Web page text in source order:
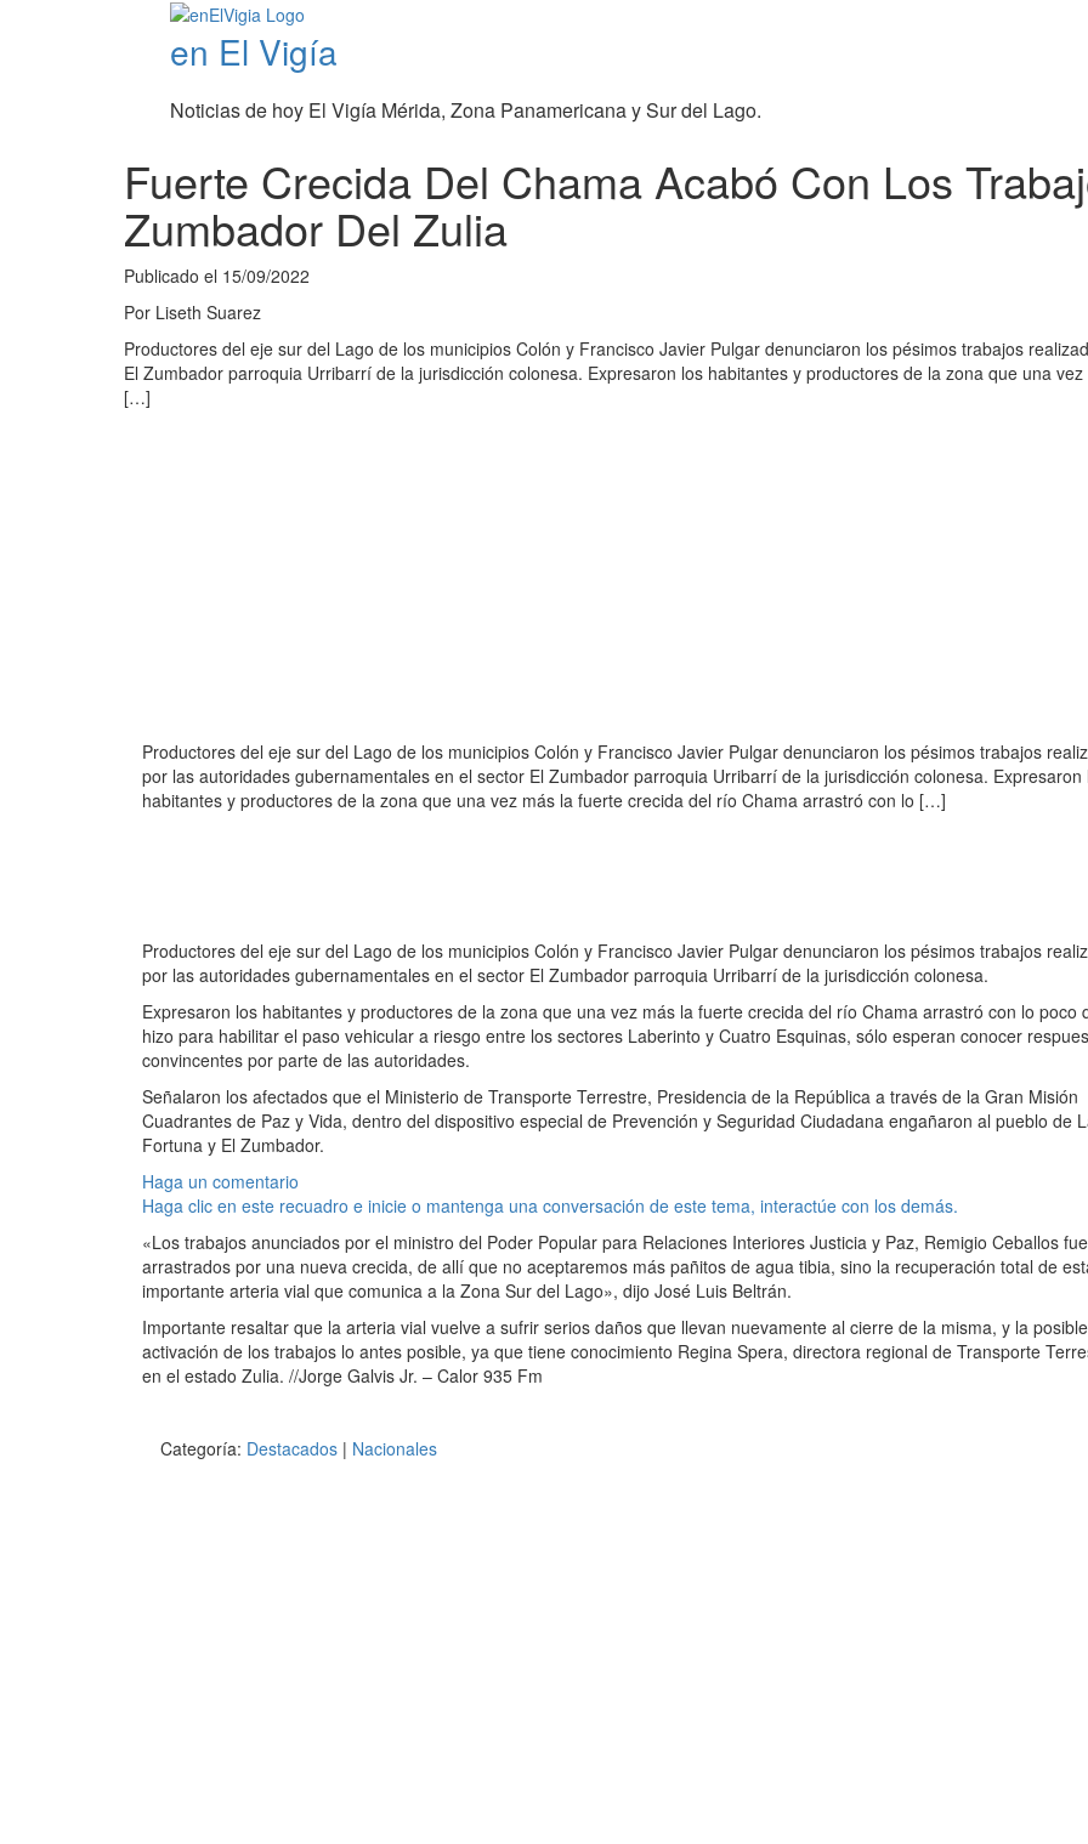
en El Vigía
Noticias de hoy El Vigía Mérida, Zona Panamericana y Sur del Lago.
Fuerte Crecida Del Chama Acabó Con Los
Zumbador Del Zulia
Publicado el 15/09/2022
Por Liseth Suarez
Productores del eje sur del Lago de los municipios Colón y Francisco Javier Pulgar denunciaron los pésimos trabajos
El Zumbador parroquia Urribarrí de la jurisdicción colonesa. Expresaron los habitantes y productores de la zona que una
[…]
Productores del eje sur del Lago de los municipios Colón y Francisco Javier Pulgar denunciaron los pésimos trabajos
por las autoridades gubernamentales en el sector El Zumbador parroquia Urribarrí de la jurisdicción colonesa. Expresaron
habitantes y productores de la zona que una vez más la fuerte crecida del río Chama arrastró con lo […]
Productores del eje sur del Lago de los municipios Colón y Francisco Javier Pulgar denunciaron los pésimos trabajos
por las autoridades gubernamentales en el sector El Zumbador parroquia Urribarrí de la jurisdicción colonesa.
Expresaron los habitantes y productores de la zona que una vez más la fuerte crecida del río Chama arrastró con lo poco
hizo para habilitar el paso vehicular a riesgo entre los sectores Laberinto y Cuatro Esquinas, sólo esperan conocer
convincentes por parte de las autoridades.
Señalaron los afectados que el Ministerio de Transporte Terrestre, Presidencia de la República a través de la Gran Misión
Cuadrantes de Paz y Vida, dentro del dispositivo especial de Prevención y Seguridad Ciudadana engañaron al pueblo de
Fortuna y El Zumbador.
Haga un comentario
Haga clic en este recuadro e inicie o mantenga una conversación de este tema, interactúe con los demás.
«Los trabajos anunciados por el ministro del Poder Popular para Relaciones Interiores Justicia y Paz, Remigio Ceballos
arrastrados por una nueva crecida, de allí que no aceptaremos más pañitos de agua tibia, sino la recuperación total de
importante arteria vial que comunica a la Zona Sur del Lago», dijo José Luis Beltrán.
Importante resaltar que la arteria vial vuelve a sufrir serios daños que llevan nuevamente al cierre de la misma, y la posible
activación de los trabajos lo antes posible, ya que tiene conocimiento Regina Spera, directora regional de Transporte
en el estado Zulia. //Jorge Galvis Jr. – Calor 935 Fm
Categoría: Destacados | Nacionales